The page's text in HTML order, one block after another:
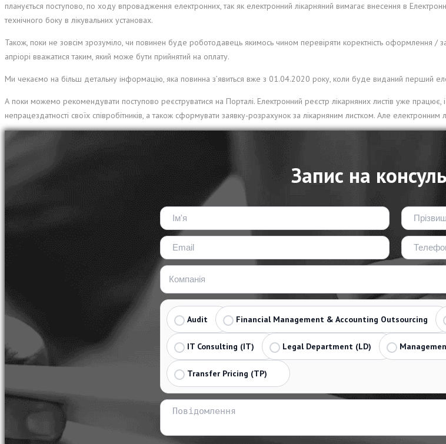
планується поступово, по ходу впровадження електронних, так як електронний лікарняний вимагає внесення в
технічного боку в лікувальних установах.
Також, поки не зовсім зрозуміло, чи повинен буде роботодавець якимось чином перевіряти коректність оформлення /
апріорі вважатися таким, який може бути прийнятий на оплату.
Ми чекаємо на більш детальну інформацію, яка повинна з’явиться вже з 01.04.2020 року, коли буде виданий перший
А поки можемо рекомендувати поступово реєструватися на Порталі. Електронний реєстр лікарняних листів уже
непрацездатності своїх співробітників, а також сформувати заявку-розрахунок за лікарняним листком. Але
Запис на
Audit Financial Management & Accounting Outsourcing
IT Consulting (IT) Legal Department (LD)
Transfer Pricing (TP)